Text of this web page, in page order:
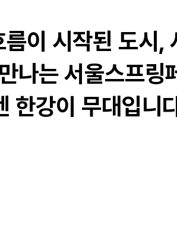
이 시작된 도시,
나는서울스프
한강이 무대입니